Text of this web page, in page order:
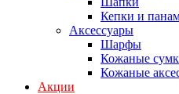
Кепки и
Аксессуары
Шарфы
Кожаные
Кожаные
Акции